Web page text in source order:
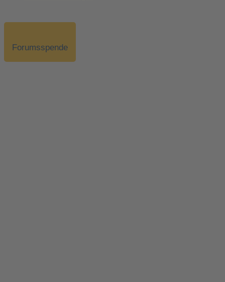
Forumsspende